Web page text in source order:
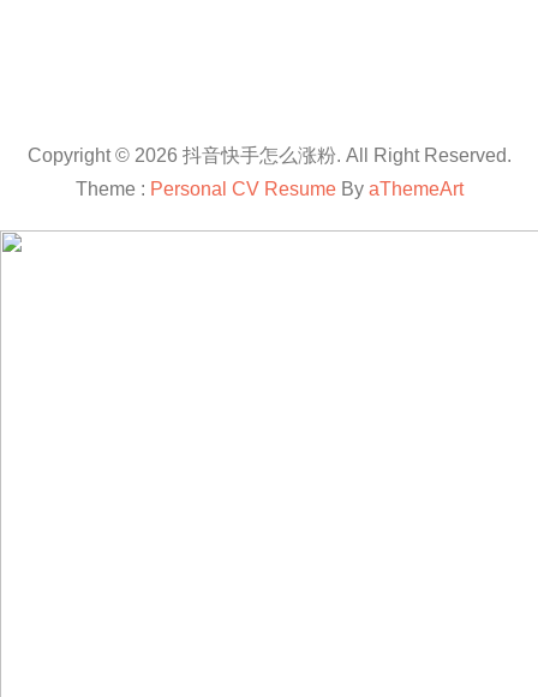
Copyright © 2026 抖音快手怎么涨粉. All Right Reserved.
Theme : Personal CV ResumeBy aThemeArt